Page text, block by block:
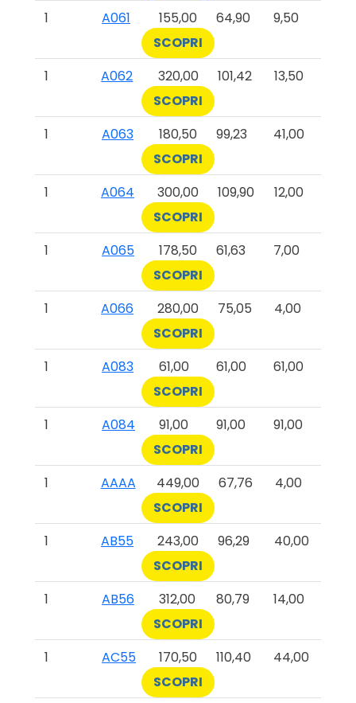
1
A061 155,00 64,90
9,50
SCOPRI
1
A062 320,00 101,42
13,50
SCOPRI
1
A063 180,50 99,23
41,00
SCOPRI
1
A064 300,00 109,90
12,00
SCOPRI
1
A065 178,50 61,63
7,00
SCOPRI
1
A066 280,00 75,05
4,00
SCOPRI
1
A083 61,00 61,00
61,00
SCOPRI
1
A084 91,00 91,00
91,00
SCOPRI
1
AAAA 449,00 67,76
4,00
SCOPRI
1
AB55 243,00 96,29
40,00
SCOPRI
1
AB56 312,00 80,79
14,00
SCOPRI
1
AC55 170,50 110,40
44,00
SCOPRI